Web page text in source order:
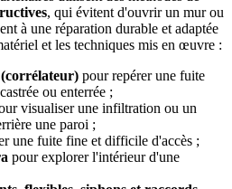
, qui évitent d'ouvrir un mur ou
à une réparation durable et adaptée
et les techniques mis en œuvre :
pour repérer une fuite
ou enterrée ;
visualiser une infiltration ou un
une paroi ;
une fuite fine et difficile d'accès ;
pour explorer l'intérieur d'une